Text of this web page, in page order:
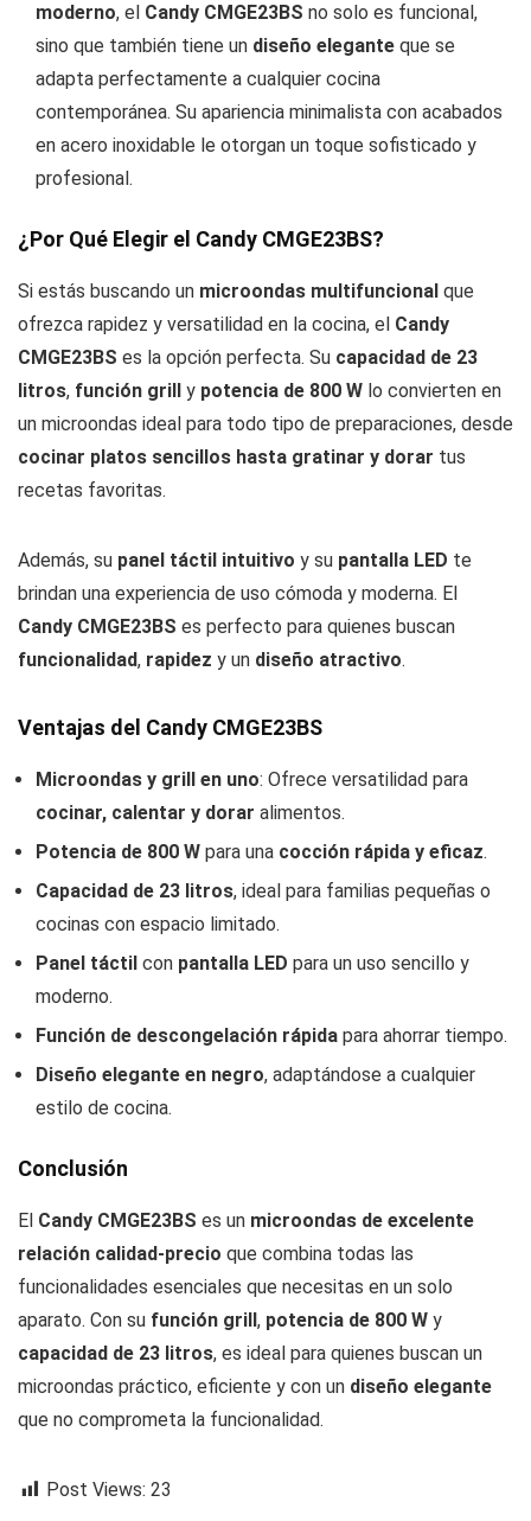
moderno, el Candy CMGE23BS no solo es funcional,
sino que también tiene un diseño elegante que se
adapta perfectamente a cualquier cocina
contemporánea. Su apariencia minimalista con acabados
en acero inoxidable le otorgan un toque sofisticado y
profesional.
¿Por Qué Elegir el Candy CMGE23BS?
Si estás buscando un microondas multifuncional que
ofrezca rapidez y versatilidad en la cocina, el Candy
CMGE23BS es la opción perfecta. Su capacidad de 23
litros, función grill y potencia de 800 W lo convierten en
un microondas ideal para todo tipo de preparaciones, desde
cocinar platos sencillos hasta gratinar y dorar tus
recetas favoritas.
Además, su panel táctil intuitivo y su pantalla LED te
brindan una experiencia de uso cómoda y moderna. El
Candy CMGE23BS es perfecto para quienes buscan
funcionalidad, rapidez y un diseño atractivo.
Ventajas del Candy CMGE23BS
Microondas y grill en uno: Ofrece versatilidad para
cocinar, calentar y dorar alimentos.
Potencia de 800 W para una cocción rápida y eficaz.
Capacidad de 23 litros, ideal para familias pequeñas o
cocinas con espacio limitado.
Panel táctil con pantalla LED para un uso sencillo y
moderno.
Función de descongelación rápida para ahorrar tiempo.
Diseño elegante en negro, adaptándose a cualquier
estilo de cocina.
Conclusión
El Candy CMGE23BS es un microondas de excelente
relación calidad-precio que combina todas las
funcionalidades esenciales que necesitas en un solo
aparato. Con su función grill , potencia de 800 W y
capacidad de 23 litros, es ideal para quienes buscan un
microondas práctico, eficiente y con un diseño elegante
que no comprometa la funcionalidad.
Post Views: 23